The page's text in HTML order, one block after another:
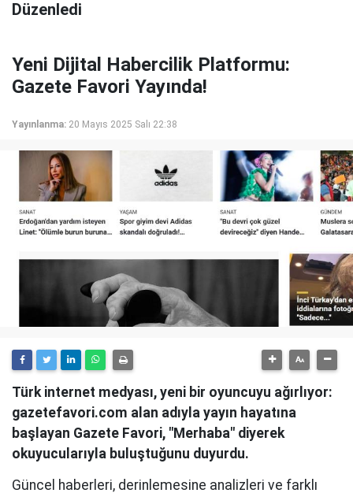
Düzenledi
Yeni Dijital Habercilik Platformu:
Gazete Favori Yayında!
Yayınlanma: 20 Mayıs 2025 Salı 22:38
Türk internet medyası, yeni bir oyuncuyu ağırlıyor:
gazetefavori.com alan adıyla yayın hayatına
başlayan Gazete Favori, "Merhaba" diyerek
okuyucularıyla buluştuğunu duyurdu.
Güncel haberleri, derinlemesine analizleri ve farklı